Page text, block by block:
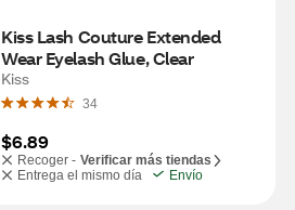
Kiss Lash Couture Extended
Wear Eyelash Glue, Clear
Kiss
34
$6.89
Recoger - Verificar más tiendas
Entrega el mismo día
Envío